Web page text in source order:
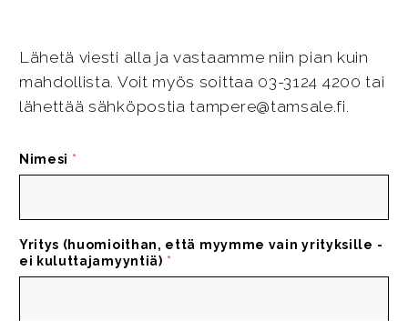
Lähetä viesti alla ja vastaamme niin pian kuin
mahdollista. Voit myös soittaa 03-3124 4200 tai
lähettää sähköpostia tampere@tamsale.fi.
Nimesi *
Yritys (huomioithan, että myymme vain yrityksille -
ei kuluttajamyyntiä) *